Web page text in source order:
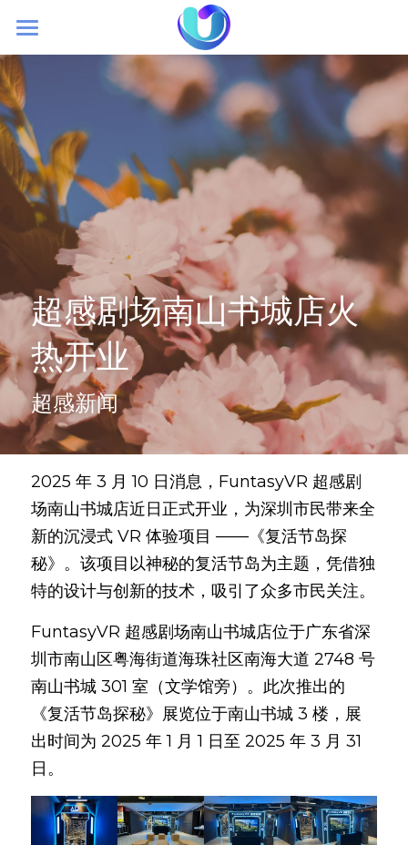
首页
大空间VR
超感新闻
加盟我们
超感剧场南山书城店火
热开业
超感新闻
2025 年 3 月 10 日消息，FuntasyVR 超感剧
场南山书城店近日正式开业，为深圳市民带来全
新的沉浸式 VR 体验项目 ——《复活节岛探
秘》。该项目以神秘的复活节岛为主题，凭借独
特的设计与创新的技术，吸引了众多市民关注。
FuntasyVR 超感剧场南山书城店位于广东省深
圳市南山区粤海街道海珠社区南海大道 2748 号
南山书城 301 室（文学馆旁）。此次推出的
《复活节岛探秘》展览位于南山书城 3 楼，展
出时间为 2025 年 1 月 1 日至 2025 年 3 月 31
日。